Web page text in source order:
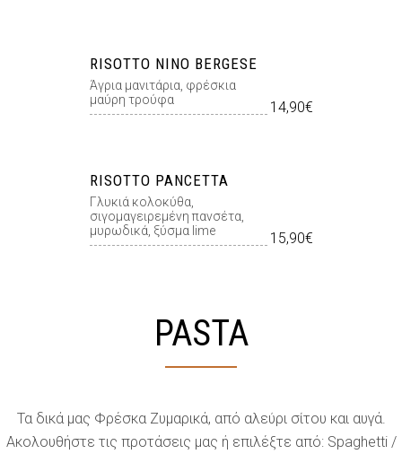
RISOTTO NINO BERGESE
Άγρια μανιτάρια, φρέσκια
μαύρη τρούφα
14,90€
RISOTTO PANCETTA
Γλυκιά κολοκύθα,
σιγομαγειρεμένη πανσέτα,
μυρωδικά, ξύσμα lime
15,90€
PASTA
Τα δικά μας Φρέσκα Ζυμαρικά, από αλεύρι σίτου και αυγά.
Ακολουθήστε τις προτάσεις μας ή επιλέξτε από: Spaghetti /